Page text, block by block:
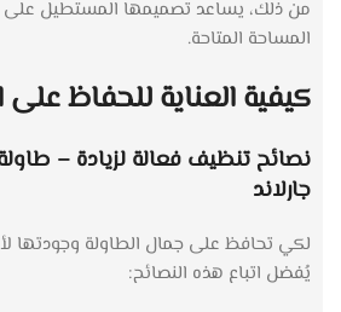
من ذلك، يساعد تصميمها المستطيل
المساحة المتاحة.
كيفية العناية للحفاظ على
جارلاند
لكي تحافظ على جمال الطاولة وجودتها
يُفضل اتباع هذه النصائح: